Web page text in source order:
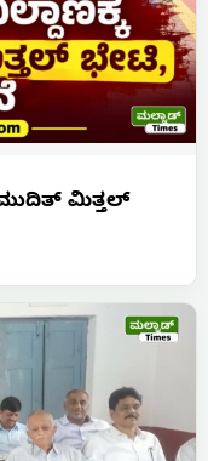
ಮುದಿತ್ ಮಿತ್ತಲ್